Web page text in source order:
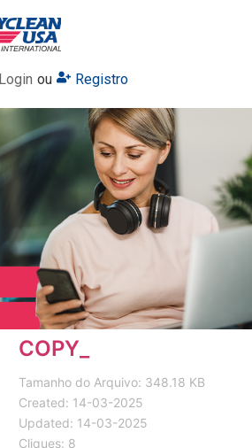
Login ou Registro
COPY_
Tamanho do Arquivo: 348.18 KB
Created: 14-03-2025
Updated: 14-03-2025
Cliques: 8